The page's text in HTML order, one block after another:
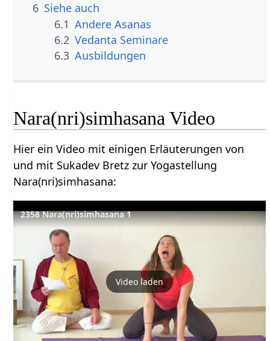
6 Siehe auch
6.1 Andere Asanas
6.2 Vedanta Seminare
6.3 Ausbildungen
Nara(nri)simhasana Video
Hier ein Video mit einigen Erläuterungen von
und mit Sukadev Bretz zur Yogastellung
Nara(nri)simhasana:
2358 Nara(nri)simhasana 1
Video laden